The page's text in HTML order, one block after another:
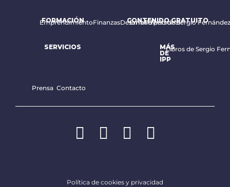
FORMACIÓN
EmprendimientoFinanzasDesarrollo personal
CONTENIDO GRATUITO
Email diario de Sergio Fernández
SERVICIOS
MÁS
DE
IPP
Libros de Sergio
Prensa Contacto
Política de cookies y privacidad